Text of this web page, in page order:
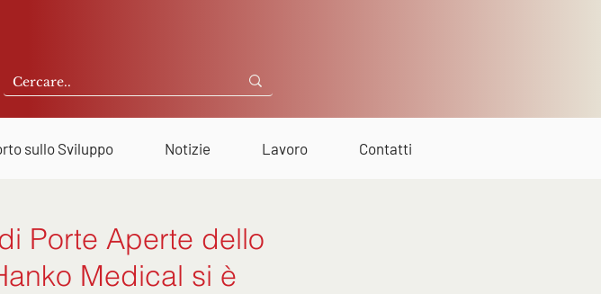
sullo Sviluppo Notizie Lavoro Contatti
Porte Aperte dello
Medical si è